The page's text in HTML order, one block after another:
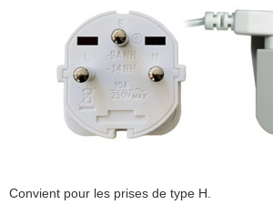
Convient pour les prises de type H.